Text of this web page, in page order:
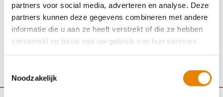
partners voor social media, adverteren en analyse. Deze
partners kunnen deze gegevens combineren met andere
informatie die u aan ze heeft verstrekt of die ze hebben
verzameld op basis van uw gebruik van hun services.
Noodzakelijk
Velpe-Getetocht
Zondag 19 juli 2026
Neerlinter (Linter), Vlaams-Brabant